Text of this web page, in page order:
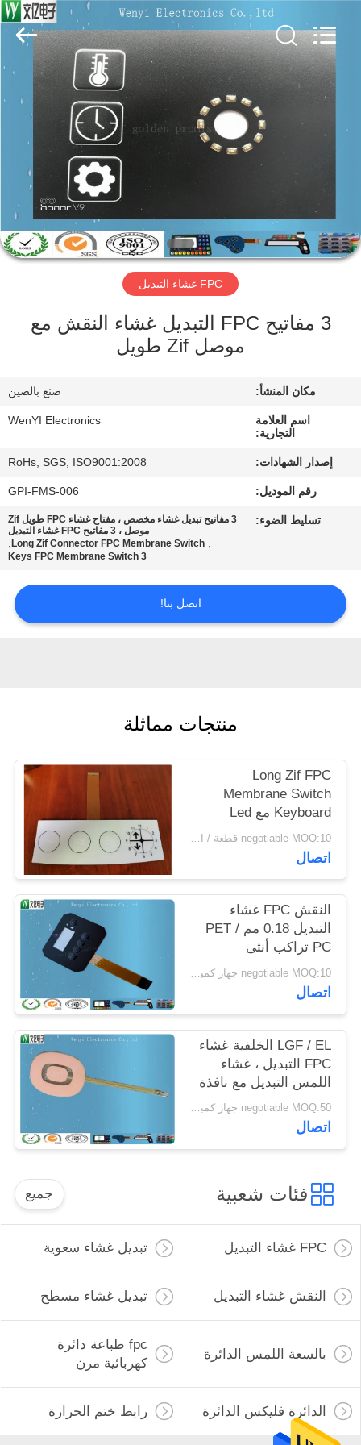
الصفحة
الرئيسية
معلومات
عنا
في
مراقبة
الجودة
اقتباس
Technology
Reserved.
FPC غشاء التبديل
3 مفاتيح FPC التبديل غشاء النقش مع
موصل Zif طويل
مكان المنشأ: صنع بالصين
اسم العلامة
التجارية:
WenYI Electronics
إصدار الشهادات: RoHs, SGS, ISO9001:2008
رقم الموديل: GPI-FMS-006
تسليط الضوء:
3 مفاتيح تبديل غشاء مخصص ، مفتاح غشاء FPC طويل Zif
موصل ، 3 مفاتيح FPC غشاء التبديل
,
Long Zif Connector FPC Membrane Switch
,
3 Keys FPC Membrane Switch
اتصل بنا!
منتجات مماثلة
Long Zif FPC
Membrane Switch
Keyboard مع Led
1.0mm الملعب 3 مفاتيح
negotiable MOQ:10 قطعة / الوحدة
اتصال
النقش FPC غشاء
التبديل 0.18 مم PET /
PC تراكب أنثى
negotiable MOQ:10 جهاز كمبيوتر شخصى / الكثير
اتصال
LGF / EL الخلفية غشاء
FPC التبديل ، غشاء
اللمس التبديل مع نافذة
اللون
negotiable MOQ:50 جهاز كمبيوتر شخصى / الكثير
اتصال
فئات شعبية جميع
FPC غشاء التبديل تبديل غشاء سعوية
النقش غشاء التبديل تبديل غشاء مسطح
بالسعة اللمس الدائرة
fpc طباعة دائرة
كهربائية مرن
الدائرة فليكس الدائرة رابط ختم الحرارة